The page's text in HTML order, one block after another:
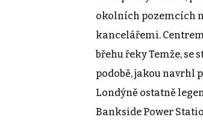
okolních pozemcích
kancelářemi.
břehu řeky Temže, se
podobě, jakou navrhl
Londýně ostatně
Bankside Power